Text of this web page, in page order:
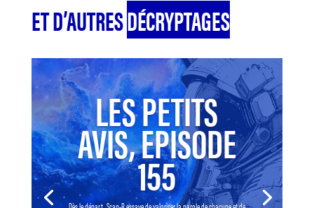
ET D’AUTRESDÉCRYPTAGES
LES PETITS
AVIS, EPISODE
155